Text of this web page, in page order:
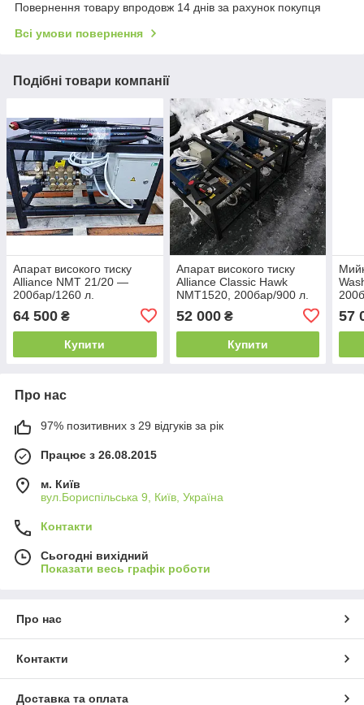
Повернення товару впродовж 14 днів за рахунок покупця
Всі умови повернення
Подібні товари компанії
Апарат високого тиску
Alliance NMT 21/20 —
200бар/1260 л.
64 500 ₴
Купити
Апарат високого тиску
Alliance Classic Hawk
NMT1520, 200бар/900 л.
52 000₴
Купити
57
Про нас
97% позитивних з 29 відгуків за рік
Працює з 26.08.2015
м. Київ
вул.Бориспільська 9, Київ, Україна
Контакти
Сьогодні вихідний
Показати весь графік роботи
Про нас
Контакти
Доставка та оплата